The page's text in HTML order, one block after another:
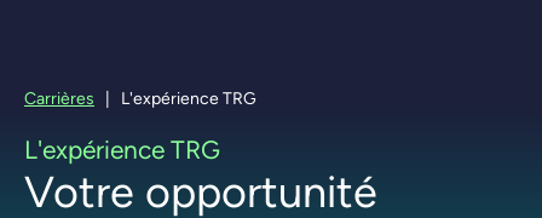
Carrières L'expérience TRG
L'expérience TRG
Votre opportunité